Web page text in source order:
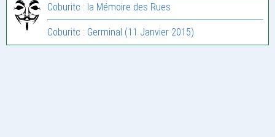
Coburitc : la Mémoire des Rues
Coburitc : Germinal (11 Janvier 2015)